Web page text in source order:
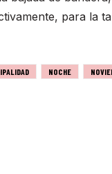
para la
NOCHE